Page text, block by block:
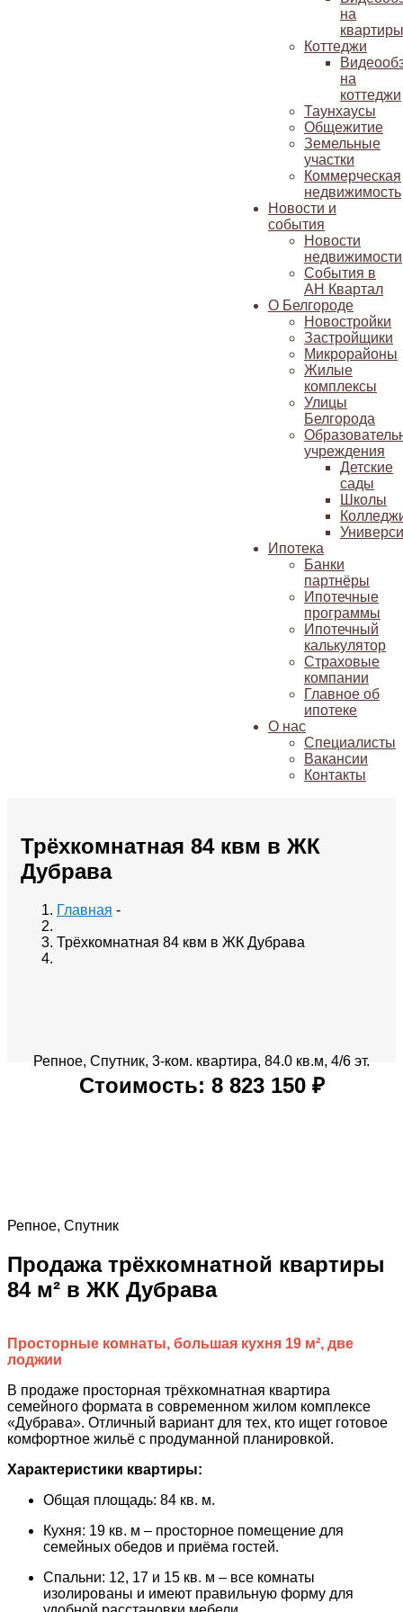
на
квартиры
Коттеджи
на
коттеджи
Таунхаусы
Общежитие
Земельные
участки
Коммерческая
недвижимость
Новости и
события
Новости
недвижимости
События в
АН Квартал
О Белгороде
Новостройки
Застройщики
Микрорайоны
Жилые
комплексы
Улицы
Белгорода
учреждения
Детские
сады
Школы
Ипотека
Банки
партнёры
Ипотечные
программы
Ипотечный
калькулятор
Страховые
компании
Главное об
ипотеке
О нас
Специалисты
Вакансии
Контакты
Трёхкомнатная 84 квм в ЖК
Дубрава
Главная -
Трёхкомнатная 84 квм в ЖК Дубрава
Репное, Спутник, 3-ком. квартира, 84.0 кв.м, 4/6 эт.
Стоимость: 8 823 150 ₽
Репное, Спутник
Продажа трёхкомнатной квартиры
84 м² в ЖК Дубрава
Просторные комнаты, большая кухня 19 м², две
лоджии
В продаже просторная трёхкомнатная квартира
семейного формата в современном жилом комплексе
«Дубрава». Отличный вариант для тех, кто ищет готовое
комфортное жильё с продуманной планировкой.
Характеристики квартиры:
Общая площадь: 84 кв. м.
Кухня: 19 кв. м – просторное помещение для
семейных обедов и приёма гостей.
Спальни: 12, 17 и 15 кв. м – все комнаты
изолированы и имеют правильную форму для